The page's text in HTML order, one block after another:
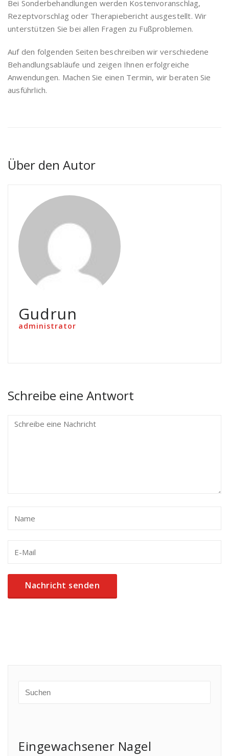
Bei Sonderbehandlungen werden Kostenvoranschlag,
Rezeptvorschlag oder Therapiebericht ausgestellt. Wir
unterstützen Sie bei allen Fragen zu Fußproblemen.
Auf den folgenden Seiten beschreiben wir verschiedene
Behandlungsabläufe und zeigen Ihnen erfolgreiche
Anwendungen. Machen Sie einen Termin, wir beraten Sie
ausführlich.
Über den Autor
Gudrun
administrator
Schreibe eine Antwort
Eingewachsener Nagel